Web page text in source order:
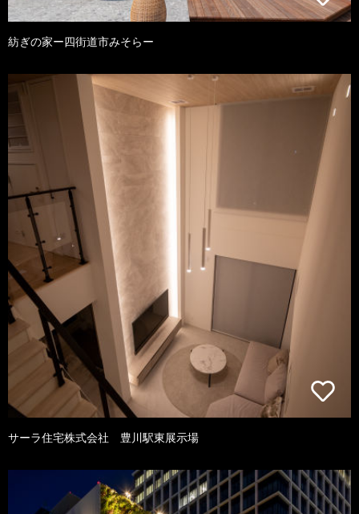
紡ぎの家ー四街道市みそらー
サーラ住宅株式会社 豊川駅東展示場